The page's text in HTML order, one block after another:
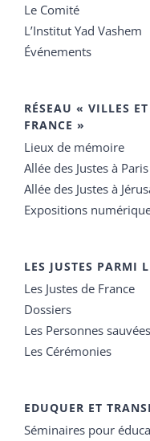
Le Comité
L’Institut Yad Vashem
Événements
RÉSEAU « VILLES
FRANCE »
Lieux de mémoire
Allée des Justes à Paris
Allée des Justes à
Expositions
LES JUSTES PARMI
Les Justes de France
Dossiers
Les Personnes sauvées
Les Cérémonies
EDUQUER ET
Séminaires pour